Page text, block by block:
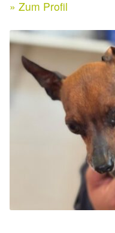
Aktuelle Spenden
Ihre/Eure
Spenden 2025
Juli bis
Januar bis Juni
Spenden 2024
Kontakt & Rechtliches
Facebook
Instagram
» Zum Profil